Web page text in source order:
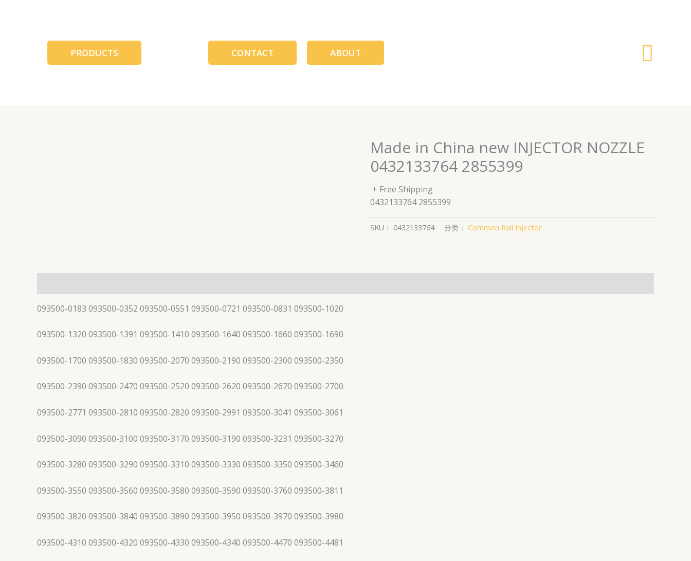
PRODUCTS CONTACT ABOUT
搜
Made in China new INJECTOR NOZZLE
0432133764 2855399
+ Free Shipping
0432133764 2855399
SKU： 0432133764 分类： Common Rail Injector
093500-0183 093500-0352 093500-0551 093500-0721 093500-0831 093500-1020
093500-1320 093500-1391 093500-1410 093500-1640 093500-1660 093500-1690
093500-1700 093500-1830 093500-2070 093500-2190 093500-2300 093500-2350
093500-2390 093500-2470 093500-2520 093500-2620 093500-2670 093500-2700
093500-2771 093500-2810 093500-2820 093500-2991 093500-3041 093500-3061
093500-3090 093500-3100 093500-3170 093500-3190 093500-3231 093500-3270
093500-3280 093500-3290 093500-3310 093500-3330 093500-3350 093500-3460
093500-3550 093500-3560 093500-3580 093500-3590 093500-3760 093500-3811
093500-3820 093500-3840 093500-3890 093500-3950 093500-3970 093500-3980
093500-4310 093500-4320 093500-4330 093500-4340 093500-4470 093500-4481